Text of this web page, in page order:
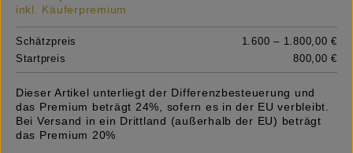
inkl. Käuferpremium
Schätzpreis
1.600 – 1.800,00 €
Startpreis
800,00 €
Dieser Artikel unterliegt der Differenzbesteuerung und
das Premium beträgt 24%, sofern es in der EU verbleibt.
Bei Versand in ein Drittland (außerhalb der EU) beträgt
das Premium 20%